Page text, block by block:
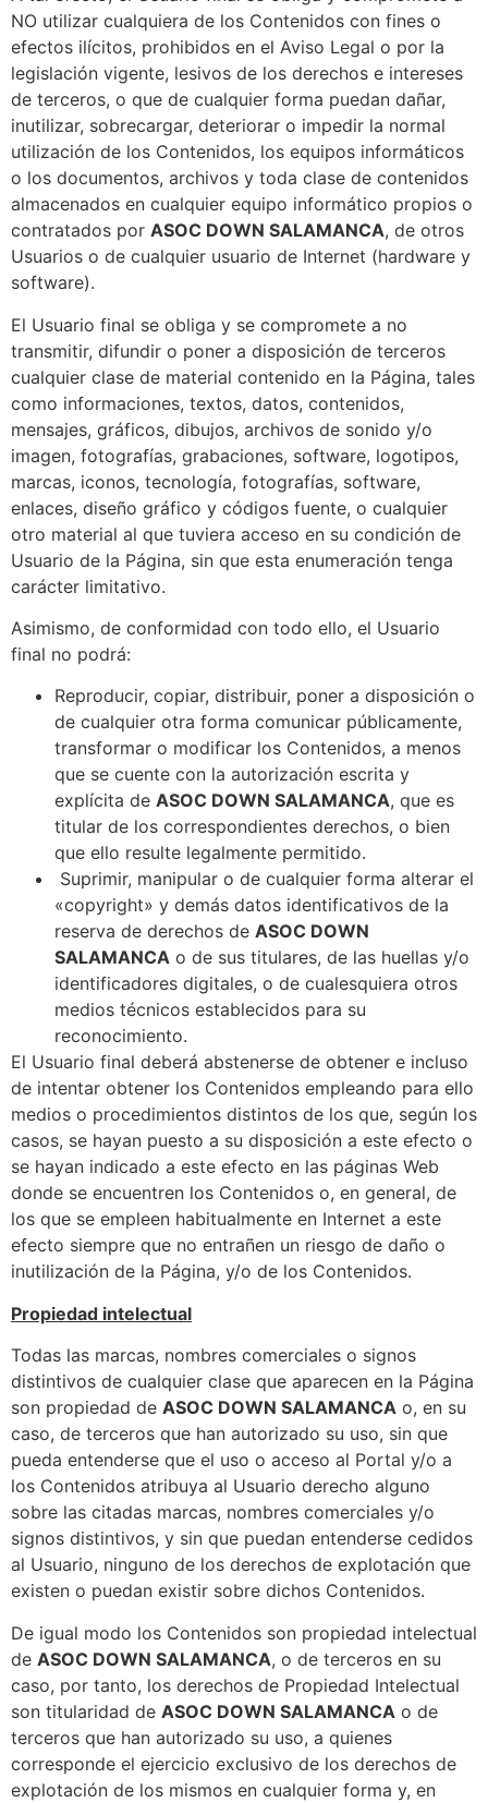
NO utilizar cualquiera de los Contenidos con fines o
efectos ilícitos, prohibidos en el Aviso Legal o por la
legislación vigente, lesivos de los derechos e intereses
de terceros, o que de cualquier forma puedan dañar,
inutilizar, sobrecargar, deteriorar o impedir la normal
utilización de los Contenidos, los equipos informáticos
o los documentos, archivos y toda clase de contenidos
almacenados en cualquier equipo informático propios o
contratados por ASOC DOWN SALAMANCA, de otros
Usuarios o de cualquier usuario de Internet (hardware y
software).
El Usuario final se obliga y se compromete a no
transmitir, difundir o poner a disposición de terceros
cualquier clase de material contenido en la Página, tales
como informaciones, textos, datos, contenidos,
mensajes, gráficos, dibujos, archivos de sonido y/o
imagen, fotografías, grabaciones, software, logotipos,
marcas, iconos, tecnología, fotografías, software,
enlaces, diseño gráfico y códigos fuente, o cualquier
otro material al que tuviera acceso en su condición de
Usuario de la Página, sin que esta enumeración tenga
carácter limitativo.
Asimismo, de conformidad con todo ello, el Usuario
final no podrá:
Reproducir, copiar, distribuir, poner a disposición o
de cualquier otra forma comunicar públicamente,
transformar o modificar los Contenidos, a menos
que se cuente con la autorización escrita y
explícita de ASOC DOWN SALAMANCA, que es
titular de los correspondientes derechos, o bien
que ello resulte legalmente permitido.
Suprimir, manipular o de cualquier forma alterar el
«copyright» y demás datos identificativos de la
reserva de derechos de ASOC DOWN
SALAMANCA o de sus titulares, de las huellas y/o
identificadores digitales, o de cualesquiera otros
medios técnicos establecidos para su
reconocimiento.
El Usuario final deberá abstenerse de obtener e incluso
de intentar obtener los Contenidos empleando para ello
medios o procedimientos distintos de los que, según los
casos, se hayan puesto a su disposición a este efecto o
se hayan indicado a este efecto en las páginas Web
donde se encuentren los Contenidos o, en general, de
los que se empleen habitualmente en Internet a este
efecto siempre que no entrañen un riesgo de daño o
inutilización de la Página, y/o de los Contenidos.
Propiedad intelectual
Todas las marcas, nombres comerciales o signos
distintivos de cualquier clase que aparecen en la Página
son propiedad de ASOC DOWN SALAMANCA o, en su
caso, de terceros que han autorizado su uso, sin que
pueda entenderse que el uso o acceso al Portal y/o a
los Contenidos atribuya al Usuario derecho alguno
sobre las citadas marcas, nombres comerciales y/o
signos distintivos, y sin que puedan entenderse cedidos
al Usuario, ninguno de los derechos de explotación que
existen o puedan existir sobre dichos Contenidos.
De igual modo los Contenidos son propiedad intelectual
de ASOC DOWN SALAMANCA, o de terceros en su
caso, por tanto, los derechos de Propiedad Intelectual
son titularidad de ASOC DOWN SALAMANCA o de
terceros que han autorizado su uso, a quienes
corresponde el ejercicio exclusivo de los derechos de
explotación de los mismos en cualquier forma y, en